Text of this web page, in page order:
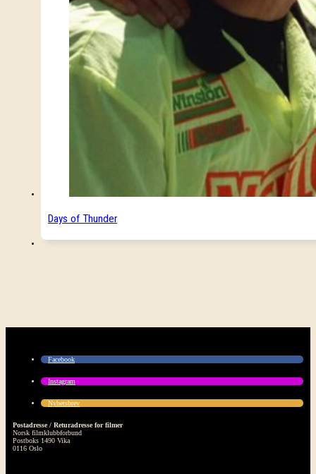
Days of Thunder
Facebook
Instagram
Nyhetsbrev
Postadresse / Returadresse for filmer
Norsk filmklubbforbund
Postboks 1490 Vika
0116 Oslo